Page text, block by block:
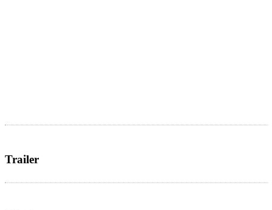
Trailer